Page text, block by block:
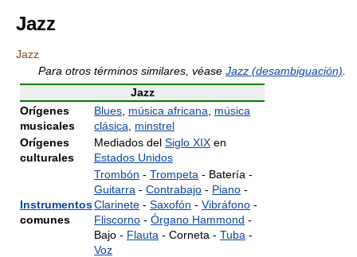
Jazz
Jazz
Para otros términos similares, véase Jazz (desambiguación)
Jazz
Orígenes
musicales
Blues música africana
música
clásica
minstrel
Orígenes
culturales
Mediados del Siglo XIX en
Estados Unidos
Instrumentos
comunes
Trombón - Trompeta - Batería -
Guitarra - Contrabajo - Piano -
Clarinete - Saxofón - Vibráfono -
Fliscorno - Órgano Hammond -
Bajo - Flauta - Corneta - Tuba -
Voz